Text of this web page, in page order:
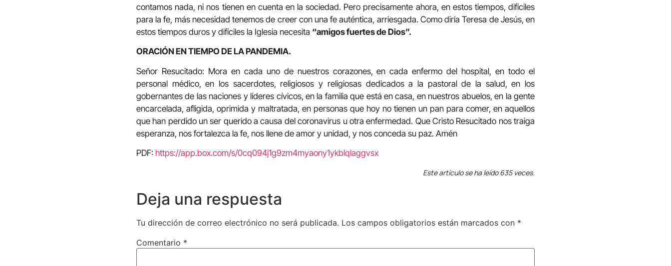
contamos nada, ni nos tienen en cuenta en la sociedad. Pero precisamente ahora, en estos tiempos, difíciles
para la fe, más necesidad tenemos de creer con una fe auténtica, arriesgada. Como diría Teresa de Jesús, en
estos tiempos duros y difíciles la Iglesia necesita “amigos fuertes de Dios”.
ORACIÓN EN TIEMPO DE LA PANDEMIA.
Señor Resucitado: Mora en cada uno de nuestros corazones, en cada enfermo del hospital, en todo el
personal médico, en los sacerdotes, religiosos y religiosas dedicados a la pastoral de la salud, en los
gobernantes de las naciones y líderes cívicos, en la familia que está en casa, en nuestros abuelos, en la gente
encarcelada, afligida, oprimida y maltratada, en personas que hoy no tienen un pan para comer, en aquellos
que han perdido un ser querido a causa del coronavirus u otra enfermedad. Que Cristo Resucitado nos traiga
esperanza, nos fortalezca la fe, nos llene de amor y unidad, y nos conceda su paz. Amén
PDF: https://app.box.com/s/0cq094j1g9zm4myaony1ykblqlaggvsx
Este artículo se ha leído 635 veces.
Deja una respuesta
Tu dirección de correo electrónico no será publicada. Los campos obligatorios están marcados con *
Comentario *